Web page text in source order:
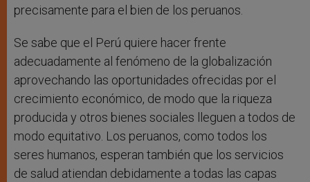
precisamente para el bien de los peruanos.
Se sabe que el Perú quiere hacer frente
adecuadamente al fenómeno de la globalización
aprovechando las oportunidades ofrecidas por el
crecimiento económico, de modo que la riqueza
producida y otros bienes sociales lleguen a todos de
modo equitativo. Los peruanos, como todos los
seres humanos, esperan también que los servicios
de salud atiendan debidamente a todas las capas